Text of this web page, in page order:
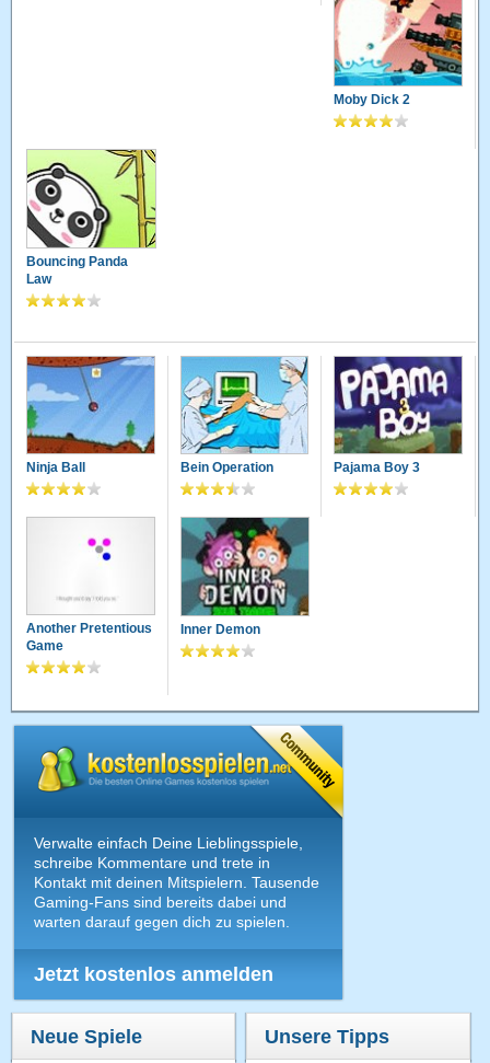
Moby Dick 2
Bouncing Panda
Law
Ninja Ball Bein Operation Pajama Boy 3
Another Pretentious
Game
Inner Demon
Verwalte einfach Deine Lieblingsspiele,
schreibe Kommentare und trete in
Kontakt mit deinen Mitspielern. Tausende
Gaming-Fans sind bereits dabei und
warten darauf gegen dich zu spielen.
Jetzt kostenlos anmelden
Neue Spiele Unsere Tipps